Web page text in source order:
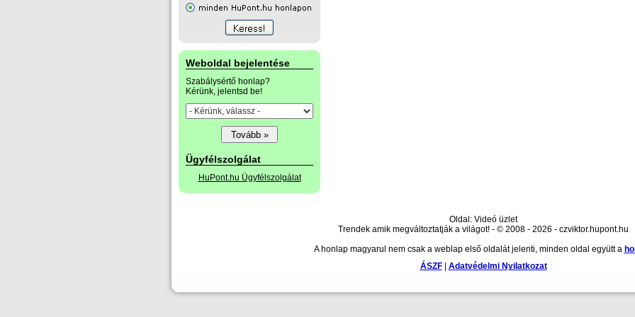
Weboldal bejelentése
Szabálysértő honlap?
Kérünk, jelentsd be!
Ügyfélszolgálat
HuPont.hu Ügyfélszolgálat
Oldal: Videó üzlet
Trendek amik megváltoztatják a világot! - © 2008 - 2026 - czviktor.hupont.hu
A honlap magyarul nem csak a weblap első oldalát jelenti, minden oldal együtt a
ÁSZF| Adatvédelmi Nyilatkozat